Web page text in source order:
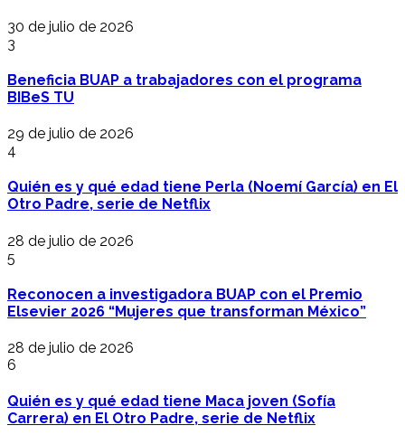
30 de julio de 2026
3
Beneficia BUAP a trabajadores con el programa
BIBeS TU
29 de julio de 2026
4
Quién es y qué edad tiene Perla (Noemí García) en El
Otro Padre, serie de Netflix
28 de julio de 2026
5
Reconocen a investigadora BUAP con el Premio
Elsevier 2026 “Mujeres que transforman México”
28 de julio de 2026
6
Quién es y qué edad tiene Maca joven (Sofía
Carrera) en El Otro Padre, serie de Netflix